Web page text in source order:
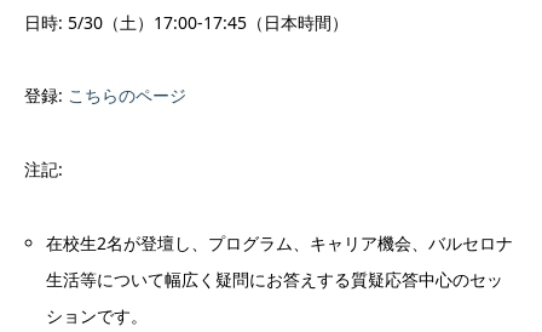
日時: 5/30（土）17:00-17:45（日本時間）
登録: こちらのページ
注記:
在校生2名が登壇し、プログラム、キャリア機会、バルセロナ
生活等について幅広く疑問にお答えする質疑応答中心のセッ
ションです。